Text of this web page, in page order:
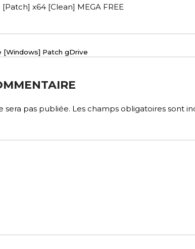
[Patch] x64 [Clean] MEGA FREE
[Windows] Patch gDrive
sera pas publiée. Les champs obligatoires sont